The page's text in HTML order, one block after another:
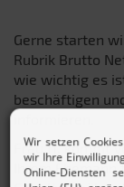
Gerne starten
Rubrik Brutto
wie wichtig es
beschäftigen
Frau H. kommt
Ihrem